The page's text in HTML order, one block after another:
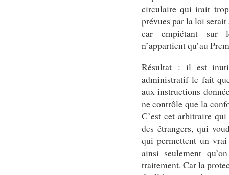
circulaire qui irait
prévues par la loi
car empiétant sur
n’appartient qu’au
Résultat : il est
administratif le fait
aux instructions
ne contrôle que la
C’est cet arbitraire
des étrangers, qui
qui permettent un
ainsi seulement
traitement. Car la